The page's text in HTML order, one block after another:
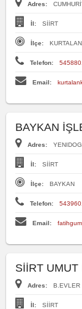
Adres:
İl: SİİRT
İlçe: KURTALAN
Telefon:
Email:
BAYKAN
Adres:
İl: SİİRT
İlçe: BAYKAN
Telefon:
Email:
SİİRT UMUT
Adres: B.EVLER
İl: SİİRT